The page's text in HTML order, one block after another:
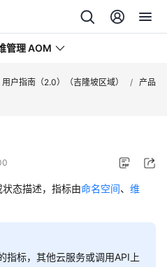
管理 AOM
用户指南（2.0）（吉隆坡区域） / 产品
态描述，指标由命名空间、 维
指标，其他云服务或调用API上